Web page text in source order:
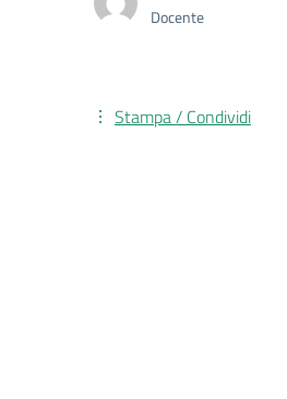
Docente
Stampa / Condividi